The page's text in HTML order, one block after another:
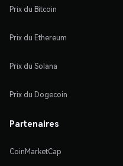
Prix du Bitcoin
Prix du Ethereum
Prix du Solana
Prix du Dogecoin
Partenaires
CoinMarketCap